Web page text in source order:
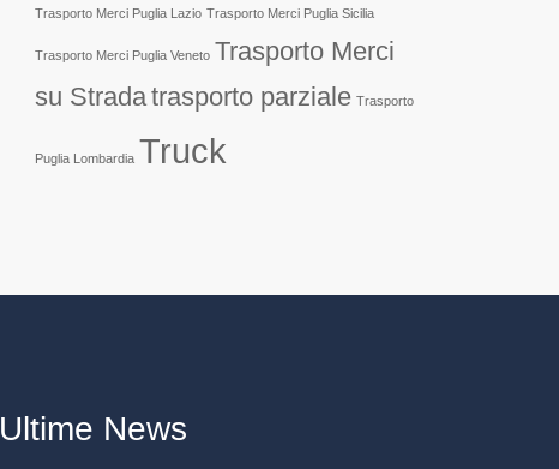
Trasporto Merci Puglia Lazio Trasporto Merci Puglia Sicilia
Trasporto Merci Puglia Veneto Trasporto Merci
su Stradatrasporto parziale Trasporto
Puglia Lombardia Truck
Ultime News